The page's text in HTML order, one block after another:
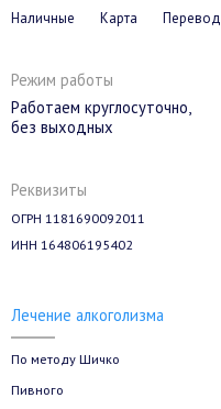
Наличные Карта Перевод
Режим работы
Работаем круглосуточно,
без выходных
Реквизиты
ОГРН 1181690092011
ИНН 164806195402
Лечение алкоголизма
По методу Шичко
Пивного